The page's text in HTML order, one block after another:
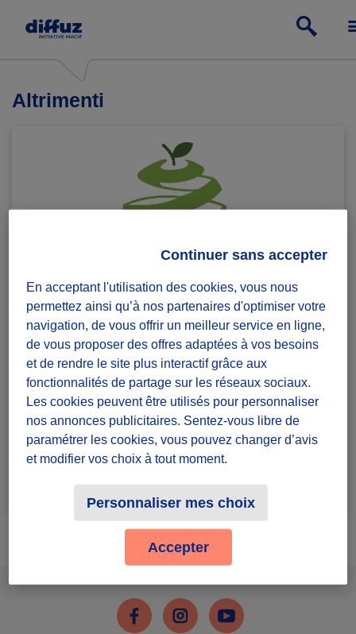
Altrimenti
Depuis 2016,l’association Altrimenti s’engage pour
l’accès de tous à une
alimentation durable et anti-
gaspi
. Nous agissons pour promouvoir la prise de
conscience autour des impacts environnementaux,
économiques et sociétaux de notre consommation via
desateliers culinaires anti-gaspi, des événements et
desanimations zéro déchet. Notre mission est de
démocratiser les saveurs, (re)construire une culture
alimentaire saine et créer de nouveaux liens tout en
découvrant les patrimoines gastronomiques.
FacebookInstagramYoutube
En acceptant l'utilisation des cookies, vous nous
permettez ainsi qu’à nos partenaires d'optimiser votre
navigation, de vous offrir un meilleur service en ligne,
de vous proposer des offres adaptées à vos besoins
et de rendre le site plus interactif grâce aux
fonctionnalités de partage sur les réseaux sociaux.
Les cookies peuvent être utilisés pour personnaliser
nos annonces publicitaires. Sentez-vous libre de
paramétrer les cookies, vous pouvez changer d’avis
et modifier vos choix à tout moment.
Personnaliser mes choix
Continuer sans accepter
Accepter